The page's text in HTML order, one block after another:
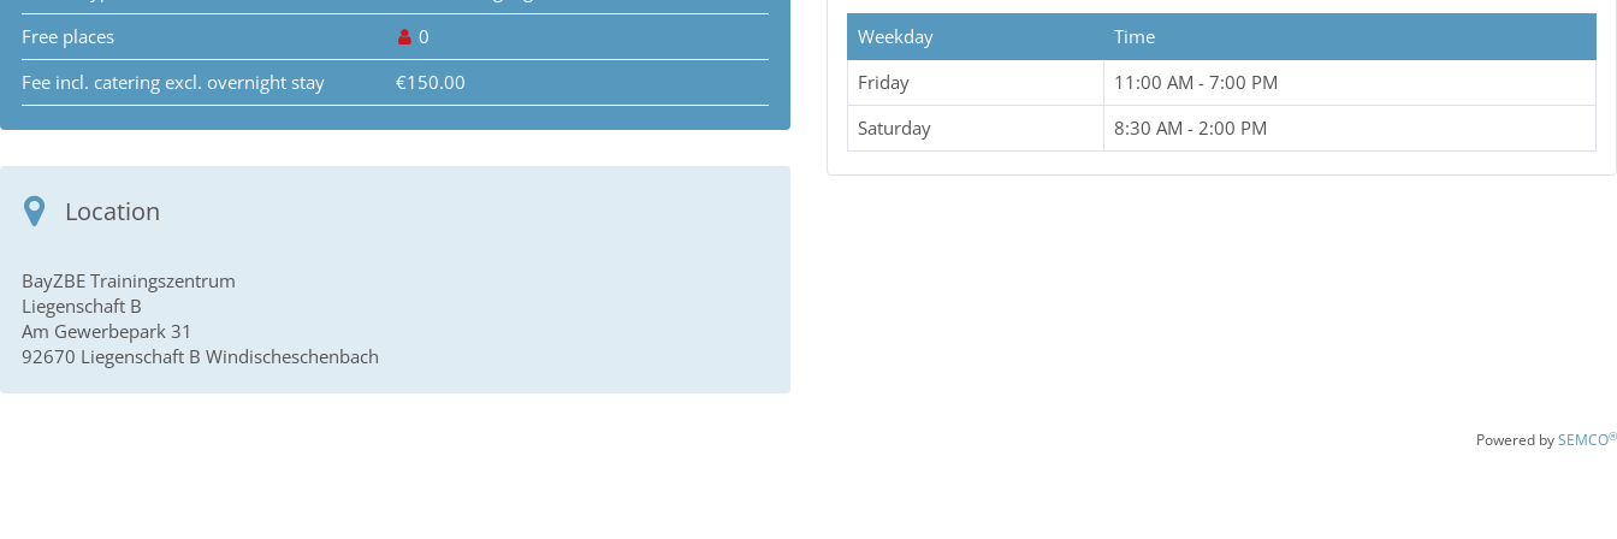
Free places
0
Fee incl. catering excl. overnight stay
€150.00
Kompetenzen und Fähigkeiten umzusetzen.
ZIELGRUPPE
Führungskräfte aus allen Hilfsorganisationen mit Qualifizierung OrgL, LNA, Fachausbildung
Simulationstechnik, insbesondere in besonderen und lebensbedrohlichen Einsatzlagen, zu
Weekday
Time
Friday
11:00 AM - 7:00 PM
Saturday
8:30 AM - 2:00 PM
Location
BayZBE Trainingszentrum
Liegenschaft B
Am Gewerbepark 31
92670 Liegenschaft B Windischeschenbach
Powered bySEMCO®